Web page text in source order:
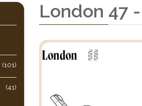
London 47
(101)
(41)